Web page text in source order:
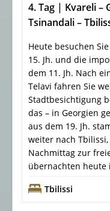
4. Tag | Kvareli –
Tsinandali –
Heute besuchen
15. Jh. und die
dem 11. Jh. Nach
Telavi fahren Sie
Stadtbesichtigung
das – in Georgien
aus dem 19. Jh.
weiter nach
Nachmittag zur
übernachten heute
Tbilissi